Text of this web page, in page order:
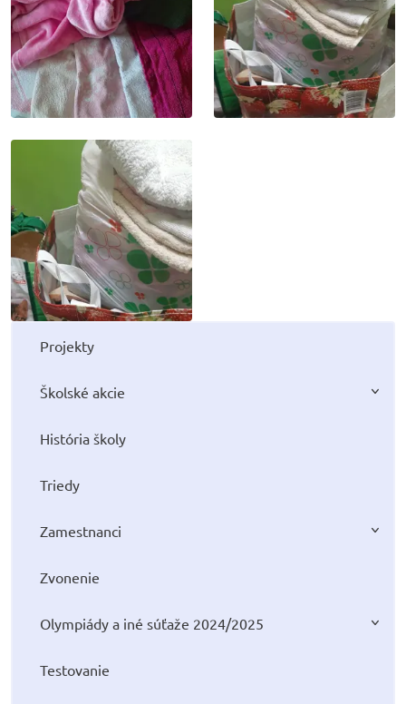
Projekty
Školské akcie
História školy
Triedy
Zamestnanci
Zvonenie
Olympiády a iné súťaže 2024/2025
Testovanie